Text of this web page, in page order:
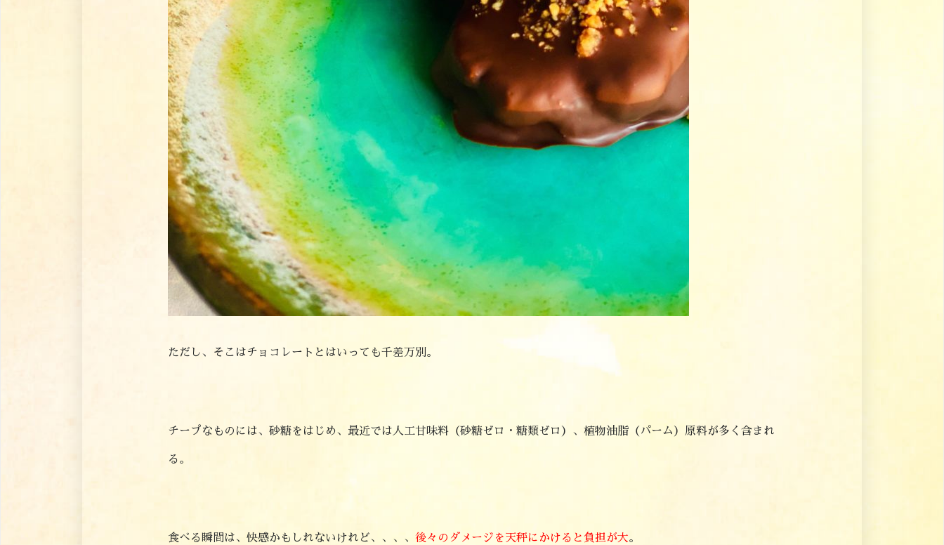
ただし、そこはチョコレートとはいっても千差万別。
チープなものには、砂糖をはじめ、最近では人工甘味料（砂糖ゼロ・糖類ゼロ）、植物油脂（パーム）原料が多く含まれ
る。
食べる瞬間は、快感かもしれないけれど、、、、後々のダメージを天秤にかけると負担が大。